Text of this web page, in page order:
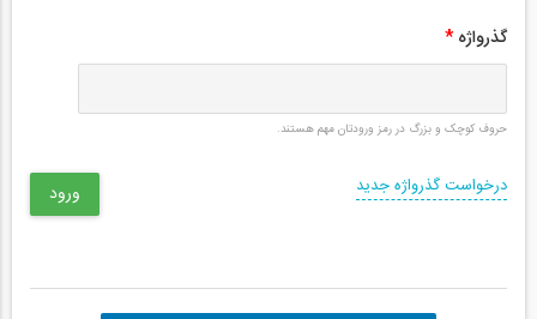
گذرواژه *
حروف کوچک و بزرگ در رمز ورودتان مهم هستند.
درخواست گذرواژه جدید